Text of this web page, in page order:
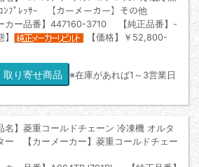
ﾝﾌﾟﾚｯｻｰ 【カーメーカー】その他
カー品番】447160-3710 【純正品番】-
】
【価格】￥52,800-
※在庫があれば1～3営業日
名】菱重コールドチェーン 冷凍機 オルタ
ー 【カーメーカー】菱重コールドチェー